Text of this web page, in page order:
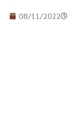
08/11/2022